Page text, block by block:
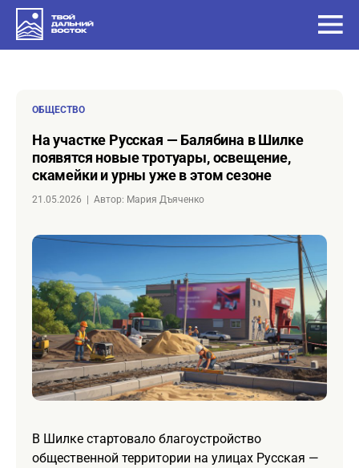
ОБЩЕСТВО
на участке Русская — Балябина в Шилке
появятся новые тротуары, освещение,
скамейки и урны уже в этом сезоне
21.05.2026 Автор: Мария Дъяченко
В Шилке стартовало благоустройство
общественной территории на улицах Русская —